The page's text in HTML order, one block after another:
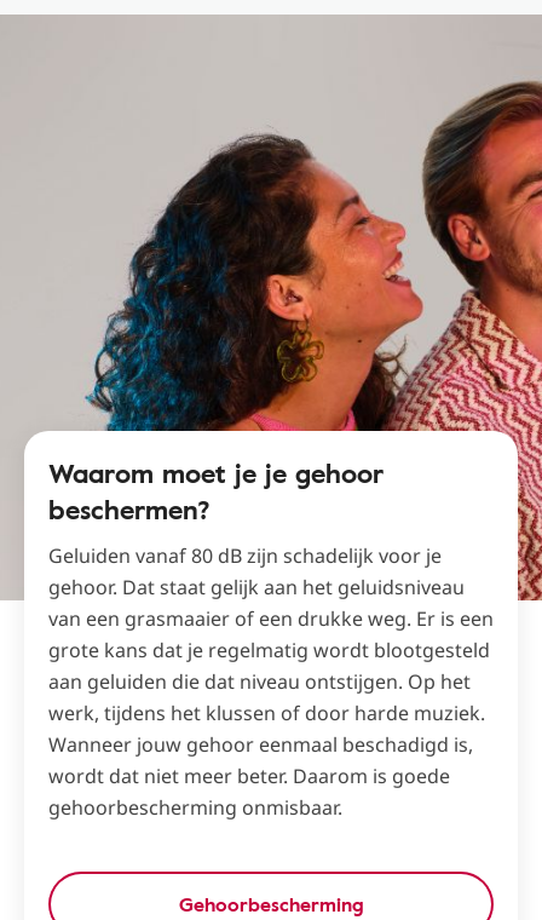
Waarom moet je je gehoor
beschermen?
Geluiden vanaf 80 dB zijn schadelijk voor je
gehoor. Dat staat gelijk aan het geluidsniveau
van een grasmaaier of een drukke weg. Er is een
grote kans dat je regelmatig wordt blootgesteld
aan geluiden die dat niveau ontstijgen. Op het
werk, tijdens het klussen of door harde muziek.
Wanneer jouw gehoor eenmaal beschadigd is,
wordt dat niet meer beter. Daarom is goede
gehoorbescherming onmisbaar.
Gehoorbescherming